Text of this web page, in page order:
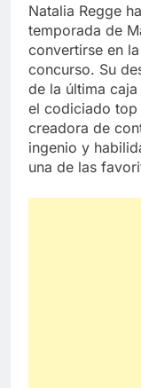
Natalia Regge
temporada de
convertirse en
concurso. Su
de la última
el codiciado top
creadora de
ingenio y
una de las